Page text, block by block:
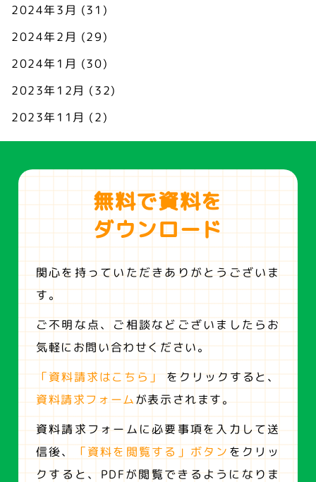
2024年3月 (31)
2024年2月 (29)
2024年1月 (30)
2023年12月 (32)
2023年11月 (2)
無料で資料を
ダウンロード
関心を持っていただきありがとうございま
す。
ご不明な点、ご相談などございましたらお
気軽にお問い合わせください。
「資料請求はこちら」
をクリックすると、
資料請求フォームが表示されます。
資料請求フォームに必要事項を入力して送
信後、
「資料を閲覧する」ボタン をクリッ
クすると、 PDFが閲覧できるようになりま